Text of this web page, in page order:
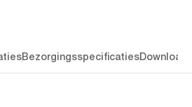
Bezorgingsspecificaties